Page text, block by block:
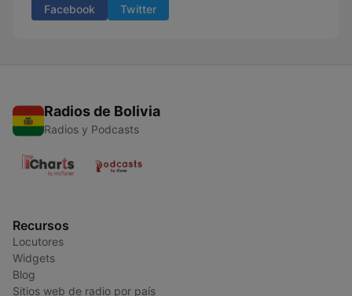
Facebook Twitter
Radios de Bolivia
Radios y Podcasts
Recursos
Locutores
Widgets
Blog
Sitios web de radio por país